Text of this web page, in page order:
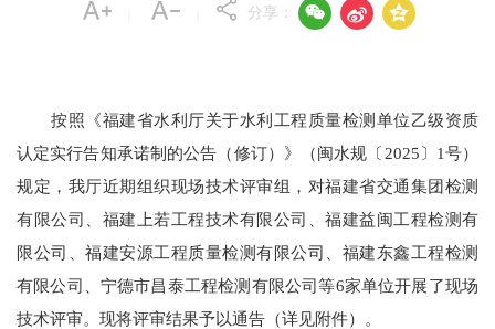
分享：   
按照《福建省水利厅关于水利工程质量检测单位乙级资质
认定实行告知承诺制的公告（修订）》（闽水规〔2025〕1号）
规定，我厅近期组织现场技术评审组，对福建省交通集团检测
有限公司、福建上若工程技术有限公司、福建益闽工程检测有
限公司、福建安源工程质量检测有限公司、福建东鑫工程检测
有限公司、宁德市昌泰工程检测有限公司等6家单位开展了现场
技术评审。现将评审结果予以通告（详见附件）。